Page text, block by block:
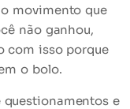
movimento que
não ganhou,
com isso porque
o bolo.
questionamentos e